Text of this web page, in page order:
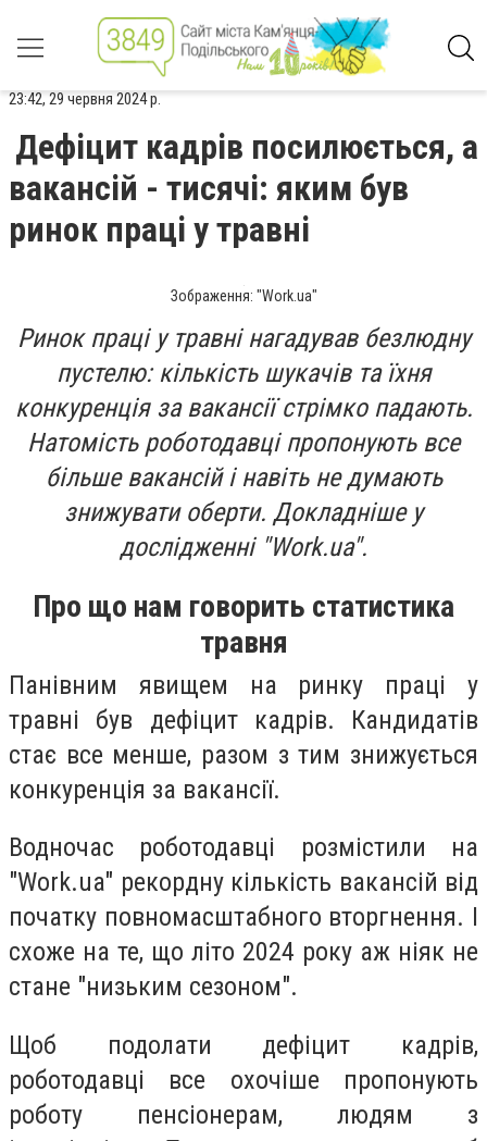
23:42, 29 червня 2024 р.
Дефіцит кадрів посилюється, а
вакансій - тисячі: яким був
ринок праці у травні
Зображення: "Work.ua"
Ринок праці у травні нагадував безлюдну
пустелю: кількість шукачів та їхня
конкуренція за вакансії стрімко падають.
Натомість роботодавці пропонують все
більше вакансій і навіть не думають
знижувати оберти. Докладніше у
дослідженні "Work.ua".
Про що нам говорить статистика
травня
Панівним явищем на ринку праці у
травні був дефіцит кадрів. Кандидатів
стає все менше, разом з тим знижується
конкуренція за вакансії.
Водночас роботодавці розмістили на
"Work.ua" рекордну кількість вакансій від
початку повномасштабного вторгнення. І
схоже на те, що літо 2024 року аж ніяк не
стане "низьким сезоном".
Щоб подолати дефіцит кадрів,
роботодавці все охочіше пропонують
роботу пенсіонерам, людям з